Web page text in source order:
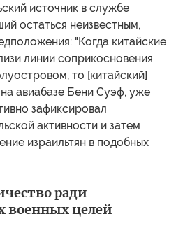
источник в службе
остаться неизвестным,
"Когда китайские
линии соприкосновения
то [китайский]
авиабазе Бени Суэф, уже
зафиксировал
активности и затем
израильтян в подобных
ради
военных целей